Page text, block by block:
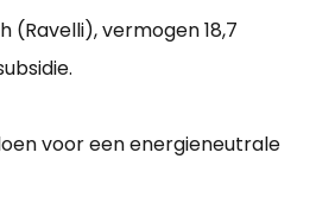
(Ravelli), vermogen 18,7
voor een energieneutrale